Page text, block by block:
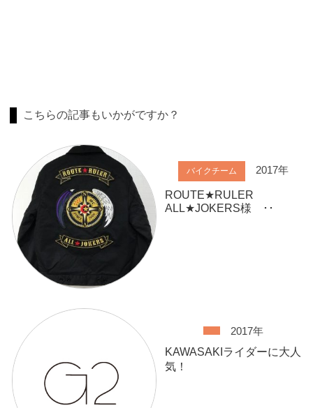
こちらの記事もいかがですか？
バイクチーム 2017年
ROUTE★RULER
ALL★JOKERS様 ･･
2017年
KAWASAKIライダーに大人
気！